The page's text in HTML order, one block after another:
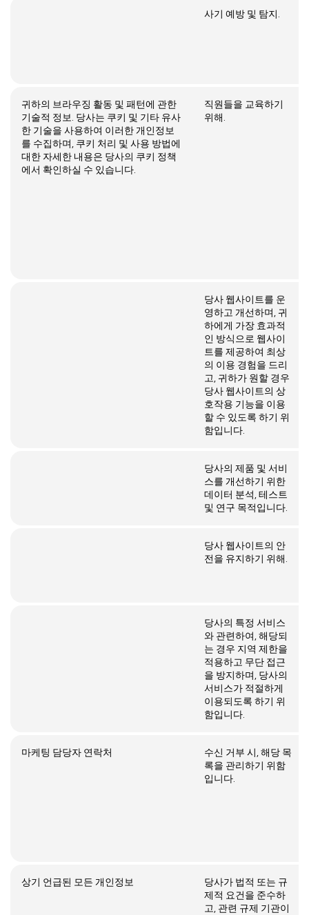
사기 예방 및 탐지.
귀하의 브라우징 활동 및 패턴에 관한
기술적 정보. 당사는 쿠키 및 기타 유사
한 기술을 사용하여 이러한 개인정보
를 수집하며, 쿠키 처리 및 사용 방법에
대한 자세한 내용은 당사의 쿠키 정책
에서 확인하실 수 있습니다.
직원들을 교육하기
위해.
당사 웹사이트를 운
영하고 개선하며, 귀
하에게 가장 효과적
인 방식으로 웹사이
트를 제공하여 최상
의 이용 경험을 드리
고, 귀하가 원할 경우
당사 웹사이트의 상
호작용 기능을 이용
할 수 있도록 하기 위
함입니다.
당사의 제품 및 서비
스를 개선하기 위한
데이터 분석, 테스트
및 연구 목적입니다.
당사 웹사이트의 안
전을 유지하기 위해.
당사의 특정 서비스
와 관련하여, 해당되
는 경우 지역 제한을
적용하고 무단 접근
을 방지하며, 당사의
서비스가 적절하게
이용되도록 하기 위
함입니다.
마케팅 담당자 연락처
수신 거부 시, 해당 목
록을 관리하기 위함
입니다.
상기 언급된 모든 개인정보
당사가 법적 또는 규
제적 요건을 준수하
고, 관련 규제 기관이